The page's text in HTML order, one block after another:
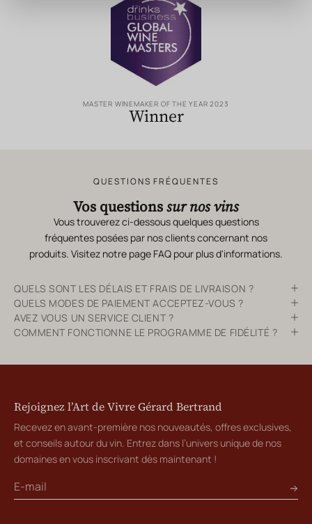
MASTER WINEMAKER OF THE YEAR 2023
Winner
QUESTIONS FRÉQUENTES
Vos questionssur nos vins
Vous trouverez ci-dessous quelques questions
fréquentes posées par nos clients concernant nos
produits. Visitez notre page FAQ pour plus d'informations.
QUELS SONT LES DÉLAIS ET FRAIS DE LIVRAISON ?
QUELS MODES DE PAIEMENT ACCEPTEZ-VOUS ?
AVEZ VOUS UN SERVICE CLIENT ?
COMMENT FONCTIONNE LE PROGRAMME DE FIDÉLITÉ ?
Rejoignez l’Art de Vivre Gérard Bertrand
Recevez en avant-première nos nouveautés, offres exclusives,
et conseils autour du vin. Entrez dans l’univers unique de nos
domaines en vous inscrivant dès maintenant !